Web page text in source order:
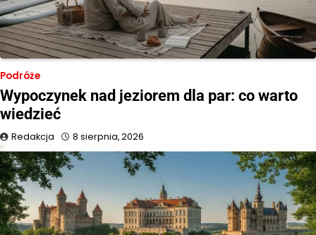
Podróże
Wypoczynek nad jeziorem dla par: co warto
wiedzieć
Redakcja 8 sierpnia, 2026